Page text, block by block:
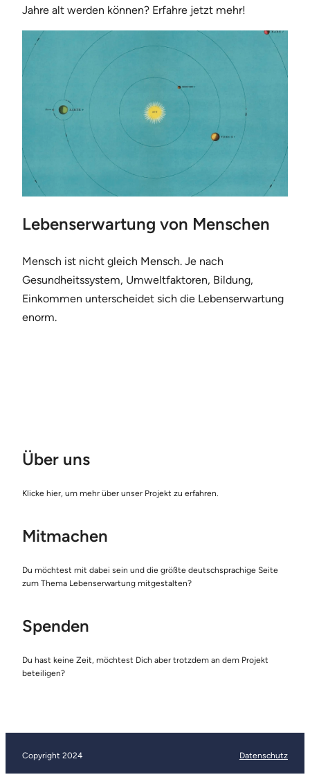
Jahre alt werden können? Erfahre jetzt mehr!
Lebenserwartung von Menschen
Mensch ist nicht gleich Mensch. Je nach
Gesundheitssystem, Umweltfaktoren, Bildung,
Einkommen unterscheidet sich die Lebenserwartung
enorm.
Über uns
Klicke hier, um mehr über unser Projekt zu erfahren.
Mitmachen
Du möchtest mit dabei sein und die größte deutschsprachige Seite
zum Thema Lebenserwartung mitgestalten?
Spenden
Du hast keine Zeit, möchtest Dich aber trotzdem an dem Projekt
beteiligen?
Copyright 2024 Datenschutz